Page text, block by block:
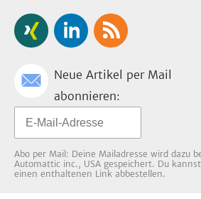
Neue Artikel per Mail
abonnieren:
Abo per Mail: Deine Mailadresse wird dazu
Automattic inc., USA gespeichert. Du
einen enthaltenen Link abbestellen.